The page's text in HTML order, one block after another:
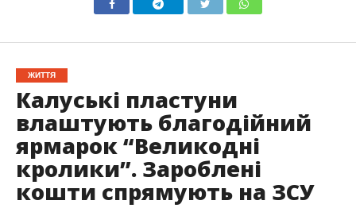
ЖИТТЯ
Калуські пластуни
влаштують благодійний
ярмарок “Великодні
кролики”. Зароблені
кошти спрямують на ЗСУ